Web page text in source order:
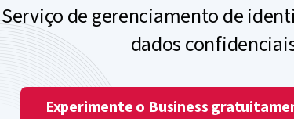
Serviço de gerenciamento de
dados
Experimente o Business